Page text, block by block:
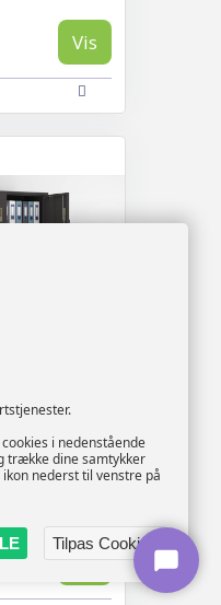
Vis
2 stk. sort 80
med lås
Vis
i nedenstående
trække dine samtykker
nederst til venstre på
Tilpas Cookies